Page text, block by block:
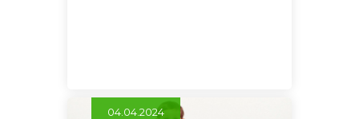
04.04.2024